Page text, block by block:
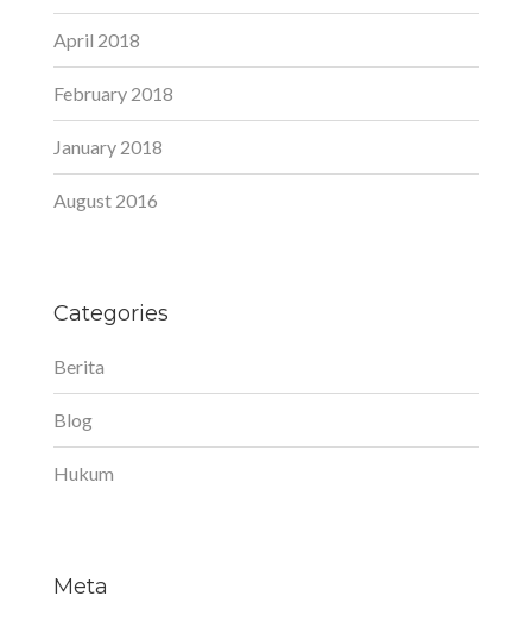
April 2018
February 2018
January 2018
August 2016
Categories
Berita
Blog
Hukum
Meta